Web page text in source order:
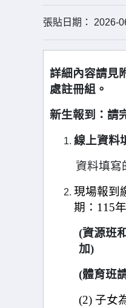
張貼日期： 2026-
詳細內容請見
處註冊組。
新生報到：請
線上資料
資料填寫
現場報到
期：115
(資源班
加)
(體育班
(2) 子女